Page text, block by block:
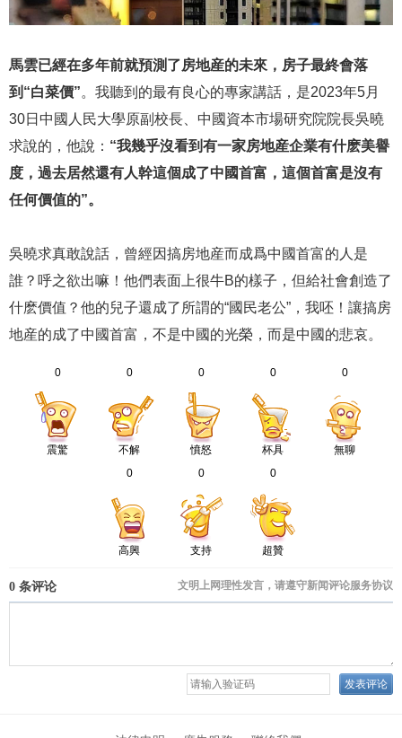
馬雲已經在多年前就預測了房地産的未來，房子最終會落
到“白菜價”。我聽到的最有良心的專家講話，是2023年5月
30日中國人民大學原副校長、中國資本市場研究院院長吳曉
求說的，他說： “我幾乎沒看到有一家房地産企業有什麽美譽
度，過去居然還有人幹這個成了中國首富，這個首富是沒有
任何價值的”。
吳曉求真敢說話，曾經因搞房地産而成爲中國首富的人是
誰？呼之欲出嘛！他們表面上很牛B的樣子，但給社會創造了
什麽價值？他的兒子還成了所謂的“國民老公”，我呸！讓搞房
地産的成了中國首富，不是中國的光榮，而是中國的悲哀。
0
震驚
0
不解
0
憤怒
0
杯具
0
無聊
0
高興
0
支持
0
超贊